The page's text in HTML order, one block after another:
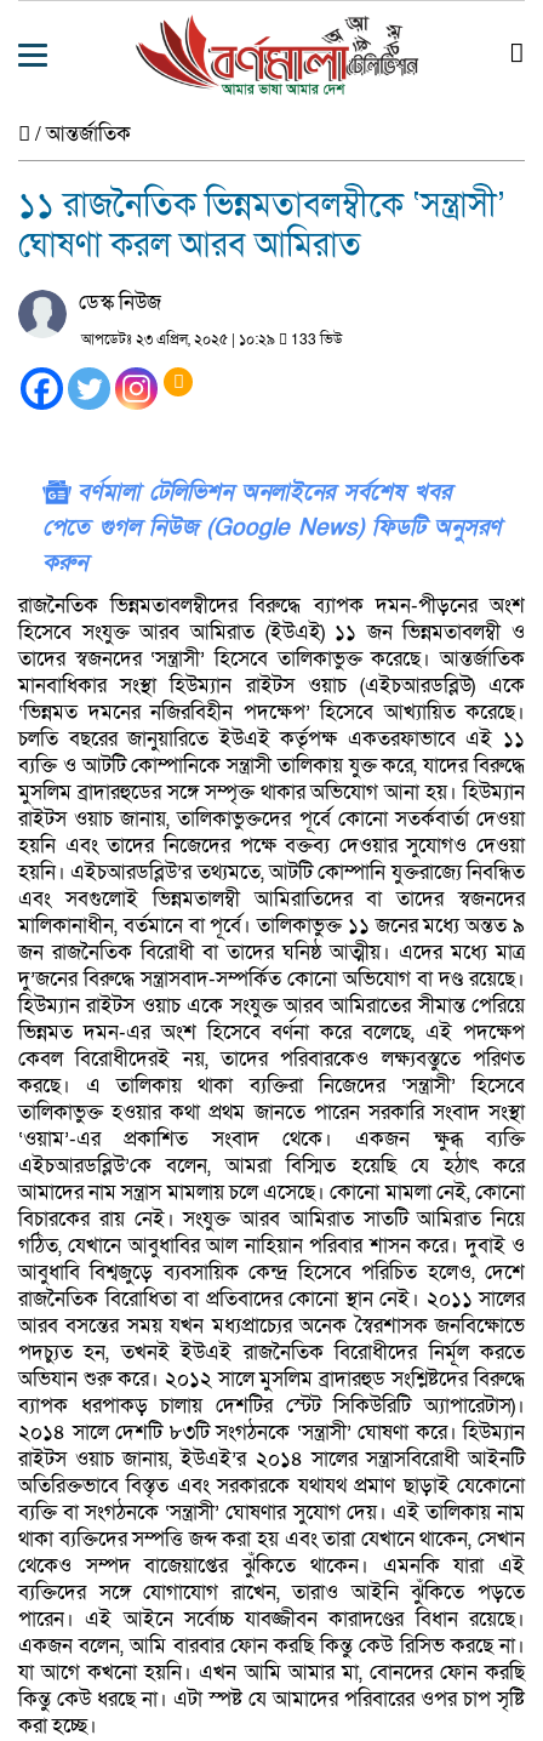
/আন্তর্জাতিক
১১ রাজনৈতিক ভিন্নমতাবলম্বীকে ‘সন্ত্রাসী’
ঘোষণা করল আরব আমিরাত
ডেস্ক নিউজ
আপডেটঃ ২৩ এপ্রিল, ২০২৫ | ১০:২৯ 133 ভিউ
বর্ণমালা টেলিভিশন অনলাইনের সর্বশেষ খবর
পেতে গুগল নিউজ (Google News) ফিডটি অনুসরণ
করুন
রাজনৈতিক ভিন্নমতাবলম্বীদের বিরুদ্ধে ব্যাপক দমন-পীড়নের অংশ
হিসেবে সংযুক্ত আরব আমিরাত (ইউএই) ১১ জন ভিন্নমতাবলম্বী ও
তাদের স্বজনদের ‘সন্ত্রাসী’ হিসেবে তালিকাভুক্ত করেছে। আন্তর্জাতিক
মানবাধিকার সংস্থা হিউম্যান রাইটস ওয়াচ (এইচআরডব্লিউ) একে
‘ভিন্নমত দমনের নজিরবিহীন পদক্ষেপ’ হিসেবে আখ্যায়িত করেছে।
চলতি বছরের জানুয়ারিতে ইউএই কর্তৃপক্ষ একতরফাভাবে এই ১১
ব্যক্তি ও আটটি কোম্পানিকে সন্ত্রাসী তালিকায় যুক্ত করে, যাদের বিরুদ্ধে
মুসলিম ব্রাদারহুডের সঙ্গে সম্পৃক্ত থাকার অভিযোগ আনা হয়। হিউম্যান
রাইটস ওয়াচ জানায়, তালিকাভুক্তদের পূর্বে কোনো সতর্কবার্তা দেওয়া
হয়নি এবং তাদের নিজেদের পক্ষে বক্তব্য দেওয়ার সুযোগও দেওয়া
হয়নি। এইচআরডব্লিউ’র তথ্যমতে, আটটি কোম্পানি যুক্তরাজ্যে নিবন্ধিত
এবং সবগুলোই ভিন্নমতালম্বী আমিরাতিদের বা তাদের স্বজনদের
মালিকানাধীন, বর্তমানে বা পূর্বে। তালিকাভুক্ত ১১ জনের মধ্যে অন্তত ৯
জন রাজনৈতিক বিরোধী বা তাদের ঘনিষ্ঠ আত্মীয়। এদের মধ্যে মাত্র
দু’জনের বিরুদ্ধে সন্ত্রাসবাদ-সম্পর্কিত কোনো অভিযোগ বা দণ্ড রয়েছে।
হিউম্যান রাইটস ওয়াচ একে সংযুক্ত আরব আমিরাতের সীমান্ত পেরিয়ে
ভিন্নমত দমন-এর অংশ হিসেবে বর্ণনা করে বলেছে, এই পদক্ষেপ
কেবল বিরোধীদেরই নয়, তাদের পরিবারকেও লক্ষ্যবস্তুতে পরিণত
করছে। এ তালিকায় থাকা ব্যক্তিরা নিজেদের ‘সন্ত্রাসী’ হিসেবে
তালিকাভুক্ত হওয়ার কথা প্রথম জানতে পারেন সরকারি সংবাদ সংস্থা
‘ওয়াম’-এর প্রকাশিত সংবাদ থেকে। একজন ক্ষুব্ধ ব্যক্তি
এইচআরডব্লিউ’কে বলেন, আমরা বিস্মিত হয়েছি যে হঠাৎ করে
আমাদের নাম সন্ত্রাস মামলায় চলে এসেছে। কোনো মামলা নেই, কোনো
বিচারকের রায় নেই। সংযুক্ত আরব আমিরাত সাতটি আমিরাত নিয়ে
গঠিত, যেখানে আবুধাবির আল নাহিয়ান পরিবার শাসন করে। দুবাই ও
আবুধাবি বিশ্বজুড়ে ব্যবসায়িক কেন্দ্র হিসেবে পরিচিত হলেও, দেশে
রাজনৈতিক বিরোধিতা বা প্রতিবাদের কোনো স্থান নেই। ২০১১ সালের
আরব বসন্তের সময় যখন মধ্যপ্রাচ্যের অনেক স্বৈরশাসক জনবিক্ষোভে
পদচ্যুত হন, তখনই ইউএই রাজনৈতিক বিরোধীদের নির্মূল করতে
অভিযান শুরু করে। ২০১২ সালে মুসলিম ব্রাদারহুড সংশ্লিষ্টদের বিরুদ্ধে
ব্যাপক ধরপাকড় চালায় দেশটির স্টেট সিকিউরিটি অ্যাপারেটাস)।
২০১৪ সালে দেশটি ৮৩টি সংগঠনকে ‘সন্ত্রাসী’ ঘোষণা করে। হিউম্যান
রাইটস ওয়াচ জানায়, ইউএই’র ২০১৪ সালের সন্ত্রাসবিরোধী আইনটি
অতিরিক্তভাবে বিস্তৃত এবং সরকারকে যথাযথ প্রমাণ ছাড়াই যেকোনো
ব্যক্তি বা সংগঠনকে ‘সন্ত্রাসী’ ঘোষণার সুযোগ দেয়। এই তালিকায় নাম
থাকা ব্যক্তিদের সম্পত্তি জব্দ করা হয় এবং তারা যেখানে থাকেন, সেখান
থেকেও সম্পদ বাজেয়াপ্তের ঝুঁকিতে থাকেন। এমনকি যারা এই
ব্যক্তিদের সঙ্গে যোগাযোগ রাখেন, তারাও আইনি ঝুঁকিতে পড়তে
পারেন। এই আইনে সর্বোচ্চ যাবজ্জীবন কারাদণ্ডের বিধান রয়েছে।
একজন বলেন, আমি বারবার ফোন করছি কিন্তু কেউ রিসিভ করছে না।
যা আগে কখনো হয়নি। এখন আমি আমার মা, বোনদের ফোন করছি
কিন্তু কেউ ধরছে না। এটা স্পষ্ট যে আমাদের পরিবারের ওপর চাপ সৃষ্টি
করা হচ্ছে।